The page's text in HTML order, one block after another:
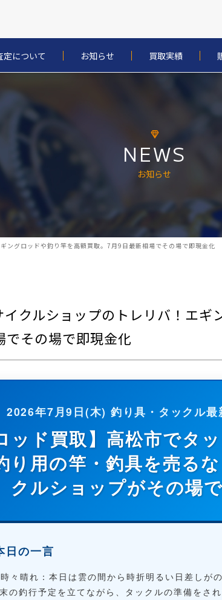
定について お知らせ 買取実績
NEWS
お知らせ
ングロッドや釣り竿を高額買取。7月9日最新相場でその場で即現金化
クルショップのトレリバ！エギ
その場で即現金化
2026年7月9日(木) 釣り具・タックル最
ッド買取】高松市でタ
り用の竿・釣具を売る
クルショップがその場
日の一言
々晴れ：本日は雲の間から時折明るい日差しが
の釣行予定を立てながら、タックルの準備をさ